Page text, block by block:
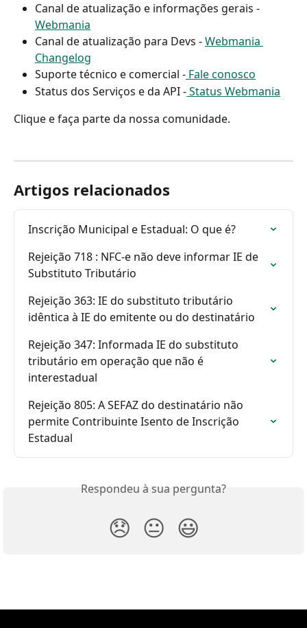
Canal de atualização e informações gerais -
Webmania
Canal de atualização para Devs - Webmania
Changelog
Suporte técnico e comercial - Fale conosco
Status dos Serviços e da API - Status Webmania
Clique e faça parte da nossa comunidade.
Artigos relacionados
Inscrição Municipal e Estadual: O que é?
Rejeição 718 : NFC-e não deve informar IE de
Substituto Tributário
Rejeição 363: IE do substituto tributário
idêntica à IE do emitente ou do destinatário
Rejeição 347: Informada IE do substituto
tributário em operação que não é
interestadual
Rejeição 805: A SEFAZ do destinatário não
permite Contribuinte Isento de Inscrição
Estadual
Respondeu à sua pergunta?
😞 😐 😃